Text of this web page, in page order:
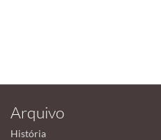
Arquivo
História